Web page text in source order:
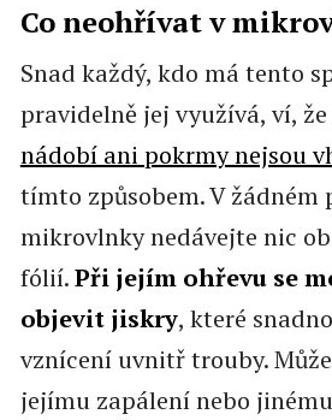
Co neohřívat v
Snad každý, kdo má tento
pravidelně jej využívá, ví,
nádobí ani pokrmy nejsou
tímto způsobem. V žádném
mikrovlnky nedávejte nic
fólií.Při jejím ohřevu se
objevit jiskry, které
vznícení uvnitř trouby.
jejímu zapálení nebo